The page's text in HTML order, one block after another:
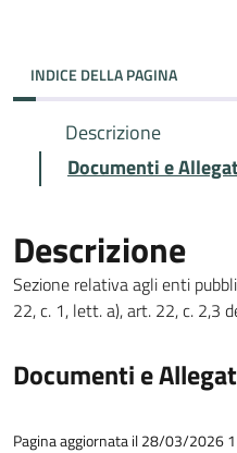
INDICE DELLA PAGINA
Descrizione
Documenti e
Descrizione
Sezione relativa agli enti
22, c. 1, lett. a), art. 22, c. 2,3
Documenti e
Pagina aggiornata il 28/03/2026